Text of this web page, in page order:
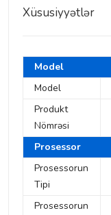
Xüsusiyyətlər
Model
Model
Produkt
Nömrəsi
Prosessor
Prosessorun
Tipi
Prosessorun